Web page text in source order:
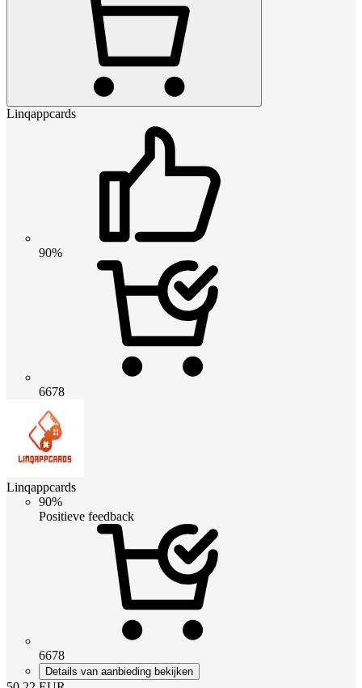
Linqappcards
90%
6678
Linqappcards
90%
Positieve feedback
6678
Details van aanbieding bekijken